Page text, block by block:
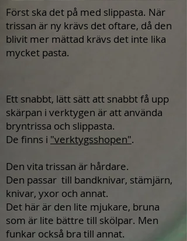
Först ska det på med slippasta. När
trissan är ny krävs det oftare, då den
blivit mer mättad krävs det inte lika
mycket pasta.
Ett snabbt, lätt sätt att snabbt få upp
skärpan i verktygen är att använda
bryntrissa och slippasta.
De finns i "verktygsshopen".
Den vita trissan är hårdare.
Den passar till bandknivar, stämjärn,
knivar, yxor och annat.
Det här är den lite mjukare, bruna
som är lite bättre till skölpar. Men
funkar också bra till annat.